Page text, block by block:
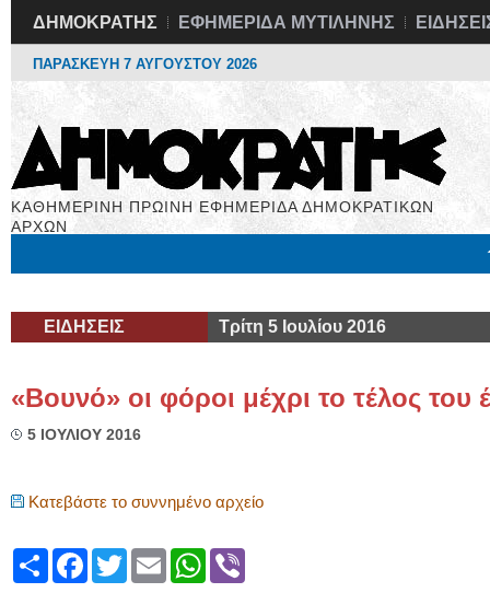
ΔΗΜΟΚΡΑΤΗΣ ΕΦΗΜΕΡΙΔΑ ΜΥΤΙΛΗΝΗΣ
ΠΑΡΑΣΚΕΥΗ 7 ΑΥΓΟΥΣΤΟΥ 2026
ΚΑΘΗΜΕΡΙΝΗ ΠΡΩΙΝΗ ΕΦΗΜΕΡΙΔΑ ΔΗΜΟΚΡΑΤΙΚΩΝ
ΑΡΧΩΝ
ΕΙΔΗΣΕΙΣ Τρίτη 5 Ιουλίου 2016
«Βουνό» οι φόροι μέχρι το τέλος του
5 ΙΟΥΛΙΟΥ 2016
Κατεβάστε το συννημένο αρχείο
ShareFacebook
TwitterEmailWhatsApp